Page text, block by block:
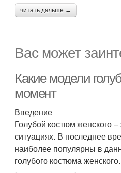
читать дальше →
Вас может
Какие модели
момент
Введение
Голубой костюм женского
ситуациях. В последнее
наиболее популярны в
голубого костюма женского.